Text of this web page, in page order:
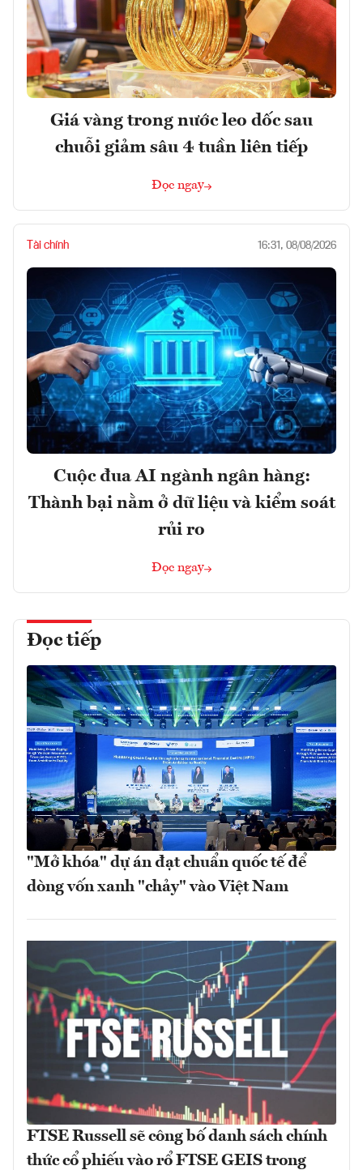
Giá vàng trong nước leo dốc sau
chuỗi giảm sâu 4 tuần liên tiếp
Đọc ngay
Tài chính 16:31, 08/08/2026
Cuộc đua AI ngành ngân hàng:
Thành bại nằm ở dữ liệu và kiểm soát
rủi ro
Đọc ngay
Đọc tiếp
"Mở khóa" dự án đạt chuẩn quốc tế để
dòng vốn xanh "chảy" vào Việt Nam
FTSE Russell sẽ công bố danh sách chính
thức cổ phiếu vào rổ FTSE GEIS trong